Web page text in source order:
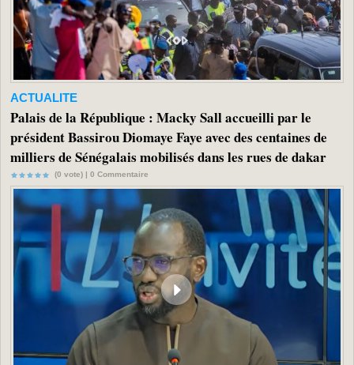
ACTUALITE
Palais de la République : Macky Sall accueilli par le
président Bassirou Diomaye Faye avec des centaines de
milliers de Sénégalais mobilisés dans les rues de dakar
(0 vote) | 0 Commentaire